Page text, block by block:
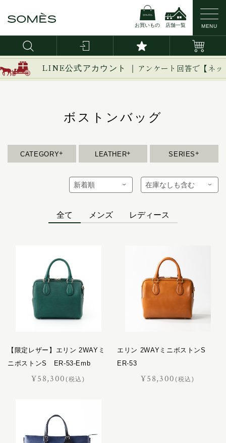
お買いもの 店舗一覧 MENU
LINE公式アカウント ｜ アンケート回答で【ネ
ボストンバッグ
CATEGORY LEATHER SERIES
全て メンズ レディース
【限定レザー】エリン 2WAYミ
ニボストンS ER-53-Emb
¥58,300(税込)
エリン 2WAYミニボストンS
ER-53
¥58,300(税込)
新作
ビジネスバッグ
ハンドバッグ
バックパック/リュック
セカンド/クラッチバッグ
財布
革小物
ベルト
インテリア
馬具
おすすめギフト
ブライドルレザー
カーフレザー
イージー
イノベーション
エリテ
エリン
オフィサー
キーフォブ
コートリー
サッチェル
サドラリー
ジェラード
ジャンヌ
スクエア
スフレ
セクション
ドレッサージュ
トロット